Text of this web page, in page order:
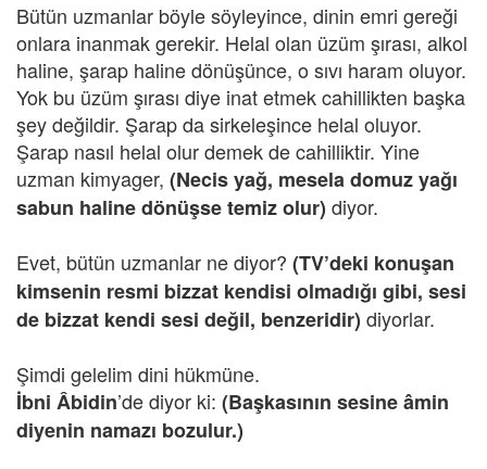
Bütün uzmanlar böyle söyleyince, dinin emri gereği
onlara inanmak gerekir. Helal olan üzüm şırası, alkol
haline, şarap haline dönüşünce, o sıvı haram oluyor.
Yok bu üzüm şırası diye inat etmek cahillikten başka
şey değildir. Şarap da sirkeleşince helal oluyor.
Şarap nasıl helal olur demek de cahilliktir. Yine
uzman kimyager, (Necis yağ, mesela domuz yağı
sabun haline dönüşse temiz olur) diyor.
Evet, bütün uzmanlar ne diyor? (TV’deki konuşan
kimsenin resmi bizzat kendisi olmadığı gibi, sesi
de bizzat kendi sesi değil, benzeridir) diyorlar.
Şimdi gelelim dini hükmüne.
İbni Âbidin’de diyor ki: (Başkasının sesine âmin
diyenin namazı bozulur.)